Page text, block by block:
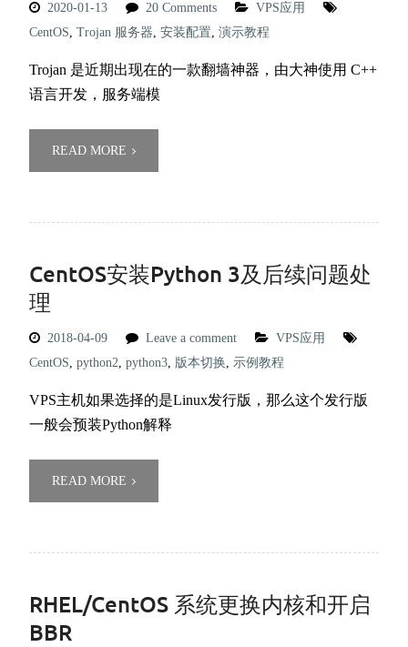
2020-01-13 20 Comments
VPS应用
CentOS, Trojan 服务器, 安装配置, 演示教程
Trojan 是近期出现在的一款翻墙神器，由大神使用 C++
语言开发，服务端模
READ MORE
CentOS安装Python 3及后续问题处
理
2018-04-09 Leave a comment
VPS应用
CentOS, python2, python3, 版本切换, 示例教程
VPS主机如果选择的是Linux发行版，那么这个发行版
一般会预装Python解释
READ MORE
RHEL/CentOS 系统更换内核和开启
BBR